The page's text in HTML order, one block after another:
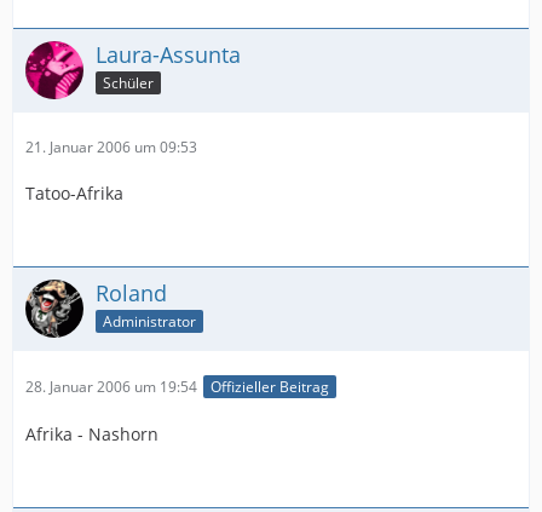
Laura-Assunta
Schüler
21. Januar 2006 um 09:53
Tatoo-Afrika
Roland
Administrator
28. Januar 2006 um 19:54 Offizieller Beitrag
Afrika - Nashorn